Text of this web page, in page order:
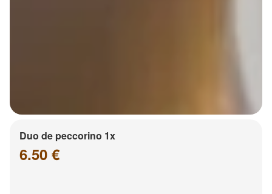
Duo de peccorino 1x
6.50 €